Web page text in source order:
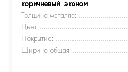
коричневый эконом
Толщина металла:
Цвет:
Покрытие:
Ширина общая: